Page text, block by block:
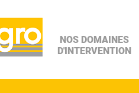
NOS DOMAINES
D'INTERVENTION